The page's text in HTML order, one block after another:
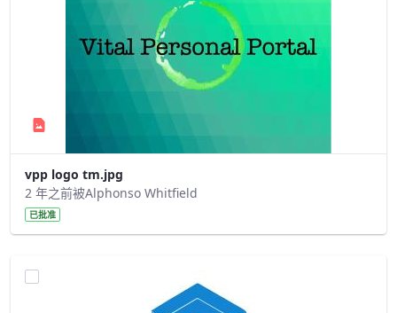
vpp logo tm.jpg
2 年之前被Alphonso Whitfield
已批准